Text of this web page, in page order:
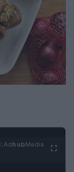
AdhubMedia